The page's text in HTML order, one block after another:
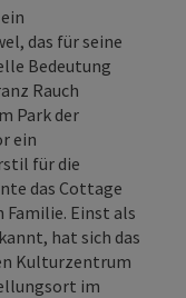
das für seine
Bedeutung
Rauch
Park der
ein
für die
das Cottage
Familie. Einst als
hat sich das
Kulturzentrum
im